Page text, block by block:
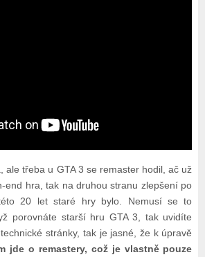
ale třeba u GTA 3 se remaster hodil, ač už
end hra, tak na druhou stranu zlepšení po
20 let staré hry bylo. Nemusí se to
porovnáte starší hru GTA 3, tak uvidíte
stránky, tak je jasné, že k úpravě
jde o remastery, což je vlastně pouze